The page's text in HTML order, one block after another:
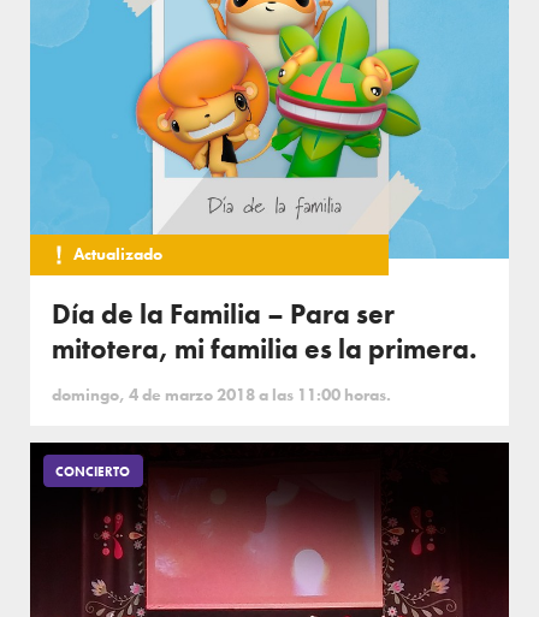
Actualizado
Día de la Familia – Para ser
mitotera, mi familia es la primera.
domingo, 4 de marzo 2018 a las 11:00 horas.
CONCIERTO